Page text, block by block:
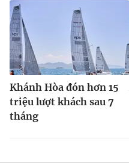
Khánh Hòa đón hơn 15
triệu lượt khách sau 7
tháng